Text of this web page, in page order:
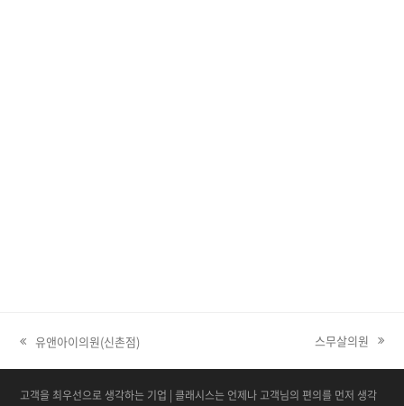
유앤아이의원(신촌점) 스무살의원
고객을 최우선으로 생각하는 기업 | 클래시스는 언제나 고객님의 편의를 먼저 생각